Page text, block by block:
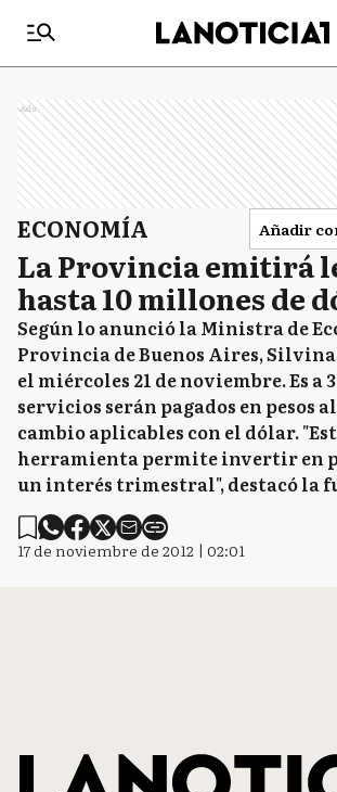
Ads
ECONOMÍA Añadir
La Provincia emitirá
hasta 10 millones de
Según lo anunció la Ministra de
Provincia de Buenos Aires,
el miércoles 21 de noviembre. Es a
servicios serán pagados en pesos
cambio aplicables con el dólar.
herramienta permite invertir en
un interés trimestral", destacó la
17 de noviembre de 2012 | 02:01